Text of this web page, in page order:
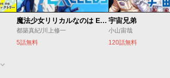
魔法少女リリカルなのは EXCEEDS
都築真紀/川上修一
5話無料
宇宙兄弟
小山宙哉
120話無料